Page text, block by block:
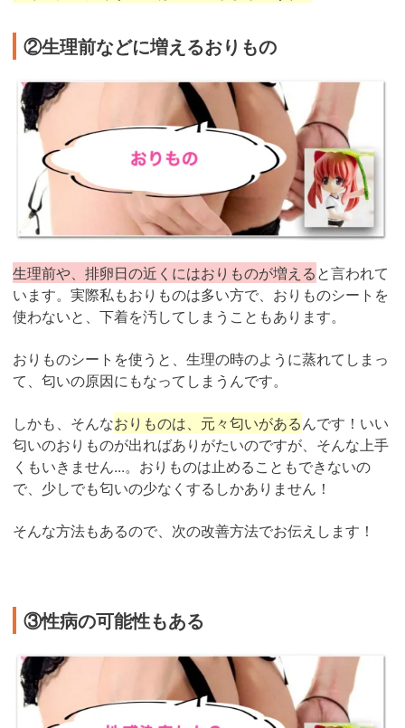
②生理前などに増えるおりもの
生理前や、排卵日の近くにはおりものが増えると言われて
います。実際私もおりものは多い方で、おりものシートを
使わないと、下着を汚してしまうこともあります。
おりものシートを使うと、生理の時のように蒸れてしまっ
て、匂いの原因にもなってしまうんです。
しかも、そんなおりものは、元々匂いがあるんです！いい
匂いのおりものが出ればありがたいのですが、そんな上手
くもいきません...。おりものは止めることもできないの
で、少しでも匂いの少なくするしかありません！
そんな方法もあるので、次の改善方法でお伝えします！
③性病の可能性もある